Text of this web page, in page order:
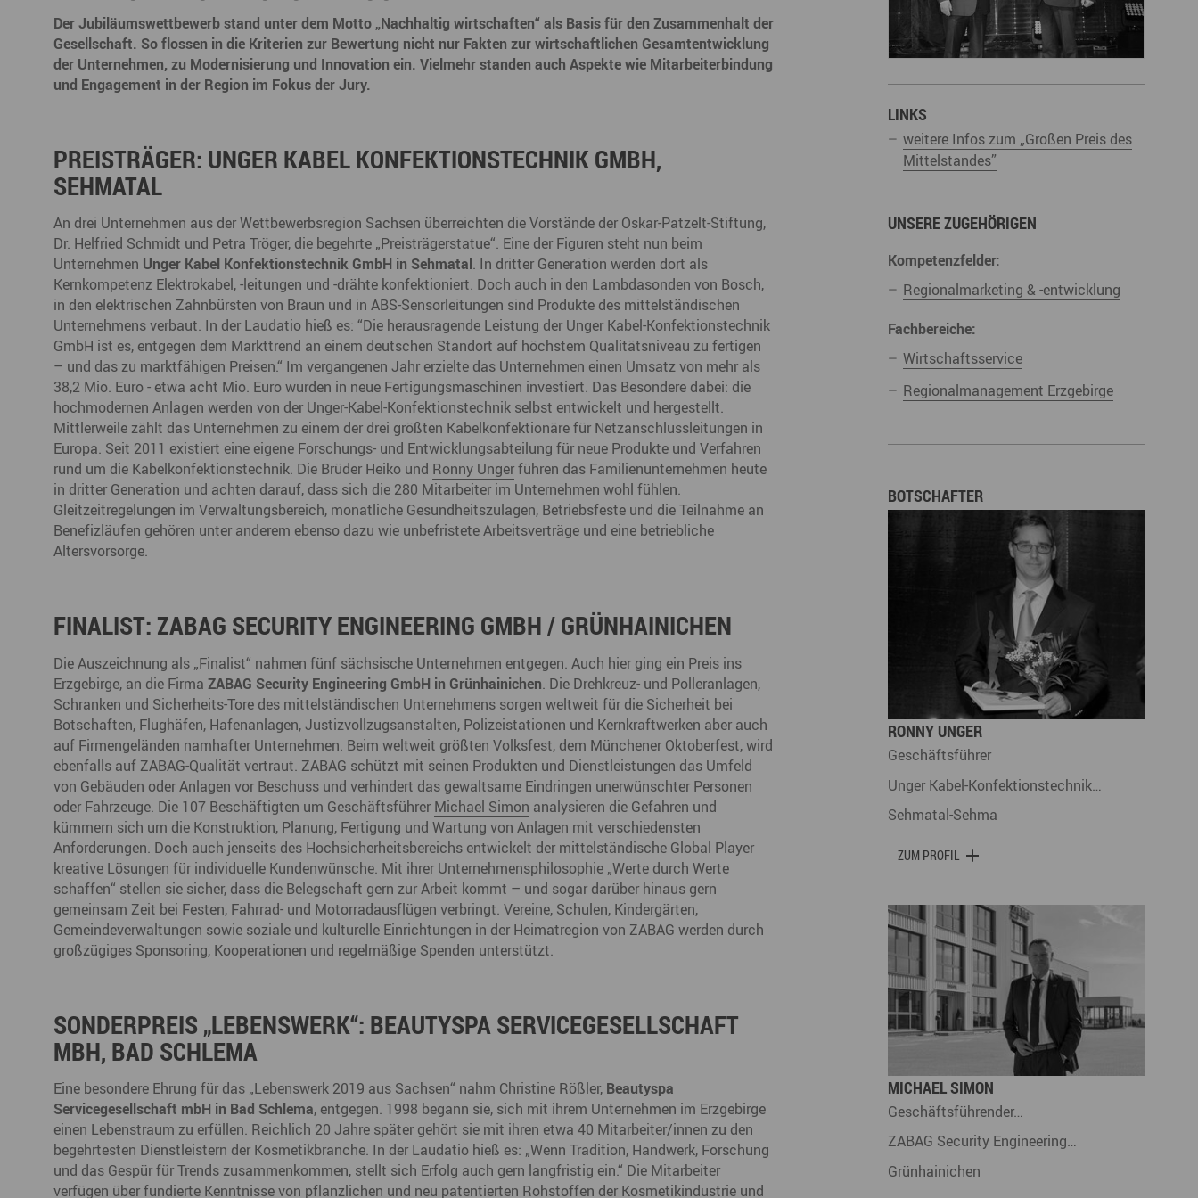
Büro- & Gewerberäume mieten
Ausstellungsflächen mieten
Veranstaltungsmanagement
Marke ERZGEBIRGE
Strategie Erzgebirge - Gedacht. Gemacht.
Radrouten
Wegewarte
Gewerberäume mieten
Veranstaltungsmanagement
Ausstellungsflächen mieten
Wanderwege Radrouten
Wegewarte
Loipennetz
Der Jubiläumswettbewerb stand unter dem Motto „Nachhaltig wirtschaften“ als Basis für den Zusammenhalt der
Gesellschaft. So flossen in die Kriterien zur Bewertung nicht nur Fakten zur wirtschaftlichen Gesamtentwicklung
der Unternehmen, zu Modernisierung und Innovation ein. Vielmehr standen auch Aspekte wie Mitarbeiterbindung
und Engagement in der Region im Fokus der Jury.
PREISTRÄGER: UNGER KABEL KONFEKTIONSTECHNIK GMBH,
SEHMATAL
An drei Unternehmen aus der Wettbewerbsregion Sachsen überreichten die Vorstände der Oskar-Patzelt-Stiftung,
Dr. Helfried Schmidt und Petra Tröger, die begehrte „Preisträgerstatue“. Eine der Figuren steht nun beim
Unternehmen Unger Kabel Konfektionstechnik GmbH in Sehmatal. In dritter Generation werden dort als
Kernkompetenz Elektrokabel, -leitungen und -drähte konfektioniert. Doch auch in den Lambdasonden von Bosch,
in den elektrischen Zahnbürsten von Braun und in ABS-Sensorleitungen sind Produkte des mittelständischen
Unternehmens verbaut. In der Laudatio hieß es: “Die herausragende Leistung der Unger Kabel-Konfektionstechnik
GmbH ist es, entgegen dem Markttrend an einem deutschen Standort auf höchstem Qualitätsniveau zu fertigen
– und das zu marktfähigen Preisen.“ Im vergangenen Jahr erzielte das Unternehmen einen Umsatz von mehr als
38,2 Mio. Euro - etwa acht Mio. Euro wurden in neue Fertigungsmaschinen investiert. Das Besondere dabei: die
hochmodernen Anlagen werden von der Unger-Kabel-Konfektionstechnik selbst entwickelt und hergestellt.
Mittlerweile zählt das Unternehmen zu einem der drei größten Kabelkonfektionäre für Netzanschlussleitungen in
Europa. Seit 2011 existiert eine eigene Forschungs- und Entwicklungsabteilung für neue Produkte und Verfahren
rund um die Kabelkonfektionstechnik. Die Brüder Heiko und Ronny Ungerführen das Familienunternehmen heute
in dritter Generation und achten darauf, dass sich die 280 Mitarbeiter im Unternehmen wohl fühlen.
Gleitzeitregelungen im Verwaltungsbereich, monatliche Gesundheitszulagen, Betriebsfeste und die Teilnahme an
Benefizläufen gehören unter anderem ebenso dazu wie unbefristete Arbeitsverträge und eine betriebliche
Altersvorsorge.
FINALIST: ZABAG SECURITY ENGINEERING GMBH / GRÜNHAINICHEN
Die Auszeichnung als „Finalist“ nahmen fünf sächsische Unternehmen entgegen. Auch hier ging ein Preis ins
Erzgebirge, an die Firma ZABAG Security Engineering GmbH in Grünhainichen. Die Drehkreuz- und Polleranlagen,
Schranken und Sicherheits-Tore des mittelständischen Unternehmens sorgen weltweit für die Sicherheit bei
Botschaften, Flughäfen, Hafenanlagen, Justizvollzugsanstalten, Polizeistationen und Kernkraftwerken aber auch
auf Firmengeländen namhafter Unternehmen. Beim weltweit größten Volksfest, dem Münchener Oktoberfest, wird
ebenfalls auf ZABAG-Qualität vertraut. ZABAG schützt mit seinen Produkten und Dienstleistungen das Umfeld
von Gebäuden oder Anlagen vor Beschuss und verhindert das gewaltsame Eindringen unerwünschter Personen
oder Fahrzeuge. Die 107 Beschäftigten um Geschäftsführer Michael Simon analysieren die Gefahren und
kümmern sich um die Konstruktion, Planung, Fertigung und Wartung von Anlagen mit verschiedensten
Anforderungen. Doch auch jenseits des Hochsicherheitsbereichs entwickelt der mittelständische Global Player
kreative Lösungen für individuelle Kundenwünsche. Mit ihrer Unternehmensphilosophie „Werte durch Werte
schaffen“ stellen sie sicher, dass die Belegschaft gern zur Arbeit kommt – und sogar darüber hinaus gern
gemeinsam Zeit bei Festen, Fahrrad- und Motorradausflügen verbringt. Vereine, Schulen, Kindergärten,
Gemeindeverwaltungen sowie soziale und kulturelle Einrichtungen in der Heimatregion von ZABAG werden durch
großzügiges Sponsoring, Kooperationen und regelmäßige Spenden unterstützt.
SONDERPREIS „LEBENSWERK“: BEAUTYSPA SERVICEGESELLSCHAFT
MBH, BAD SCHLEMA
Eine besondere Ehrung für das „Lebenswerk 2019 aus Sachsen“ nahm Christine Rößler, Beautyspa
Servicegesellschaft mbH in Bad Schlema, entgegen. 1998 begann sie, sich mit ihrem Unternehmen im Erzgebirge
einen Lebenstraum zu erfüllen. Reichlich 20 Jahre später gehört sie mit ihren etwa 40 Mitarbeiter/innen zu den
begehrtesten Dienstleistern der Kosmetikbranche. In der Laudatio hieß es: „Wenn Tradition, Handwerk, Forschung
und das Gespür für Trends zusammenkommen, stellt sich Erfolg auch gern langfristig ein.“ Die Mitarbeiter
verfügen über fundierte Kenntnisse von pflanzlichen und neu patentierten Rohstoffen der Kosmetikindustrie und
LINKS
weitere Infos zum „Großen Preis des
Mittelstandes”
UNSERE ZUGEHÖRIGEN
Kompetenzfelder:
Regionalmarketing & -entwicklung
Fachbereiche:
Wirtschaftsservice
Regionalmanagement Erzgebirge
BOTSCHAFTER
RONNY UNGER
Geschäftsführer
Unger Kabel-Konfektionstechnik…
Sehmatal-Sehma
ZUM PROFIL
MICHAEL SIMON
Geschäftsführender…
ZABAG Security Engineering…
Grünhainichen